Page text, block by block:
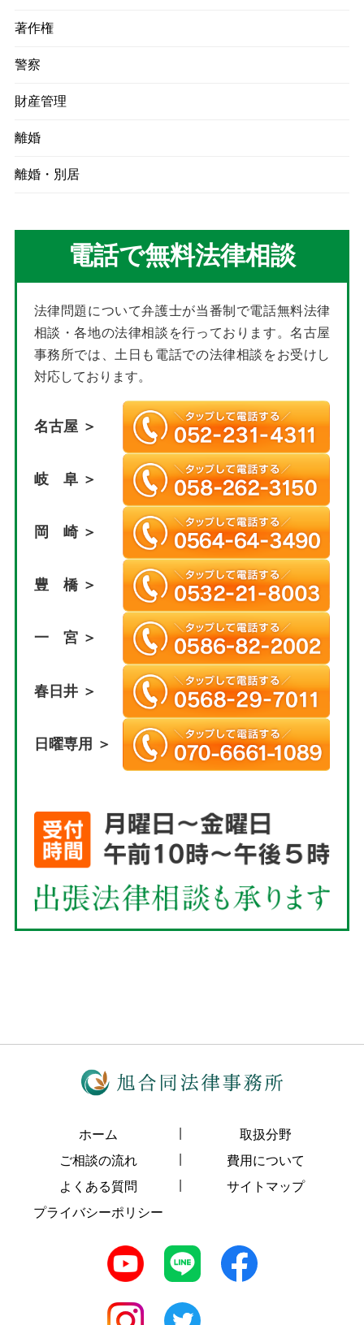
著作権
警察
財産管理
離婚
離婚・別居
電話で無料法律相談
法律問題について弁護士が当番制で電話無料法律
相談・各地の法律相談を行っております。名古屋
事務所では、土日も電話での法律相談をお受けし
対応しております。
名古屋 ＞
岐 阜 ＞
岡 崎 ＞
豊 橋 ＞
一 宮 ＞
春日井 ＞
日曜専用 ＞
ホーム
取扱分野
ご相談の流れ
費用について
よくある質問
サイトマップ
プライバシーポリシー